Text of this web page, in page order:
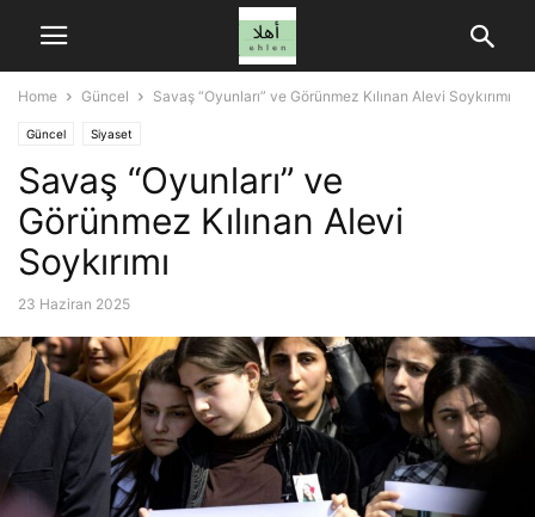
Home Güncel Savaş “Oyunları” ve Görünmez Kılınan Alevi Soykırımı
Güncel Siyaset
Savaş “Oyunları” ve
Görünmez Kılınan Alevi
Soykırımı
23 Haziran 2025